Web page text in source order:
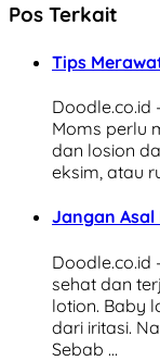
Pos Terkait
Tips
Doodle.co.id
Moms perlu
dan losion
eksim, atau
Jangan Asal
Doodle.co.id
sehat dan
lotion. Baby
dari iritasi.
Sebab …